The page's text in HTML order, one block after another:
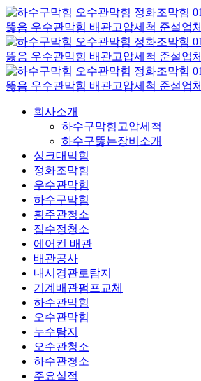
콘
텐
츠
로
건
너
회사소개
하수구막힘고압세척
하수구뚫는장비소개
싱크대막힘
정화조막힘
우수관막힘
하수구막힘
횡주관청소
집수정청소
에어컨 배관
배관공사
내시경관로탐지
기계배관펌프교체
하수관막힘
오수관막힘
누수탐지
오수관청소
하수관청소
주요실적